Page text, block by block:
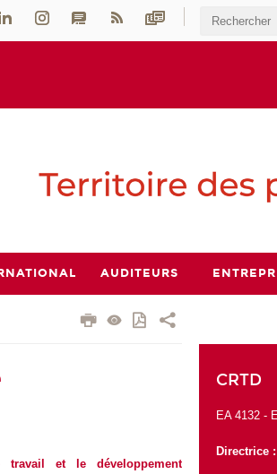
AUDITEURS
et le développement
CRTD
EA 4132 -
Directrice :